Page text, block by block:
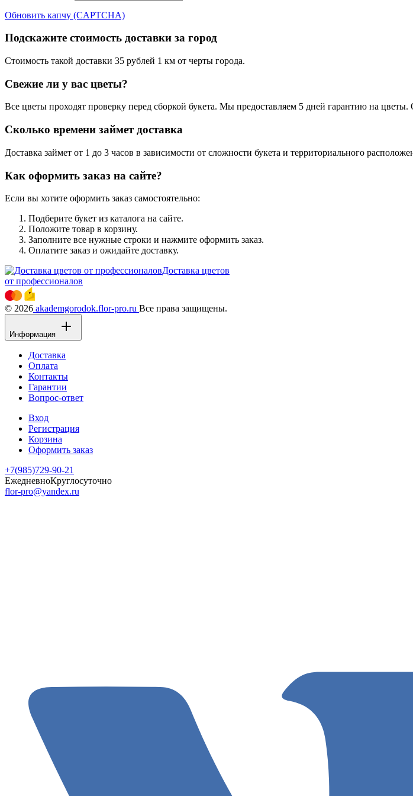
Обновить капчу (CAPTCHA)
Подскажите стоимость доставки за город
Стоимость такой доставки 35 рублей 1 км от черты города.
Свежие ли у вас цветы?
Все цветы проходят проверку перед сборкой букета. Мы предоставляем 5 дней гарантию на
Сколько времени займет доставка
Доставка займет от 1 до 3 часов в зависимости от сложности букета и территориального
Как оформить заказ на сайте?
Если вы хотите оформить заказ самостоятельно:
Подберите букет из каталога на сайте.
Положите товар в корзину.
Заполните все нужные строки и нажмите оформить заказ.
Оплатите заказ и ожидайте доставку.
Доставка цветов
от профессионалов
© 2026 akademgorodok.flor-pro.ru Все права защищены.
Информация
Доставка
Оплата
Контакты
Гарантии
Вопрос-ответ
Вход
Регистрация
Корзина
Оформить заказ
+7(985)729-90-21
ЕжедневноКруглосуточно
flor-pro@yandex.ru